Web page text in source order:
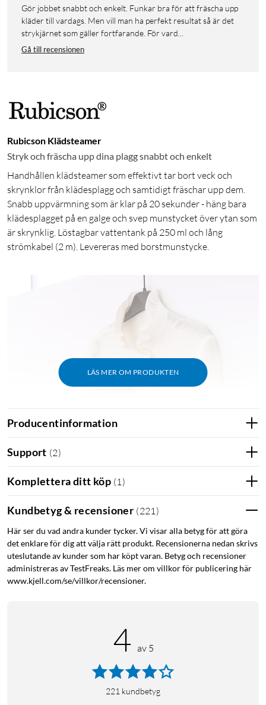
Gör jobbet snabbt och enkelt. Funkar bra för att fräscha upp
kläder till vardags. Men vill man ha perfekt resultat så är det
strykjärnet som gäller fortfarande. För vard...
Gå till recensionen
Rubicson Klädsteamer
Stryk och fräscha upp dina plagg snabbt och enkelt
Handhållen klädsteamer som effektivt tar bort veck och
skrynklor från klädesplagg och samtidigt fräschar upp dem.
Snabb uppvärmning som är klar på 20 sekunder - häng bara
klädesplagget på en galge och svep munstycket över ytan som
är skrynklig. Löstagbar vattentank på 250 ml och lång
strömkabel (2 m). Levereras med borstmunstycke.
LÄS MER OM PRODUKTEN
Specifikationer
Input: 230 V
Mått: 110x134x272 mm
Producentinformation
Support (2)
Komplettera ditt köp (1 )
Kundbetyg & recensioner (221 )
Här ser du vad andra kunder tycker. Vi visar alla betyg för att göra
det enklare för dig att välja rätt produkt. Recensionerna nedan skrivs
uteslutande av kunder som har köpt varan. Betyg och recensioner
administreras av TestFreaks. Läs mer om villkor för publicering här
www.kjell.com/se/villkor/recensioner.
4 av 5
221 kundbetyg